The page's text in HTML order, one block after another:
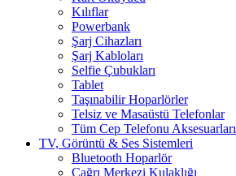
Kılıflar
Powerbank
Şarj Cihazları
Şarj Kabloları
Selfie Çubukları
Tablet
Taşınabilir Hoparlörler
Telsiz ve Masaüstü Telefonlar
Tüm Cep Telefonu Aksesuarları
TV, Görüntü & Ses Sistemleri
Bluetooth Hoparlör
Çağrı Merkezi Kulaklığı